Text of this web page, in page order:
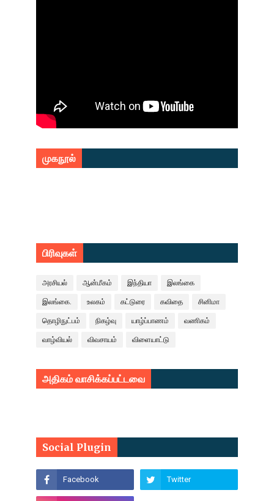
முகநூல்
பிரிவுகள்
அரசியல் ஆன்மீகம் இந்தியா இலங்கை
இலங்கை. உலகம் கட்டுரை கவிதை சினிமா
தொழிநுட்பம் நிகழ்வு யாழ்ப்பாணம் வணிகம்
வாழ்வியல் விவசாயம் விளையாட்டு
அதிகம் வாசிக்கப்பட்டவை
Social Plugin